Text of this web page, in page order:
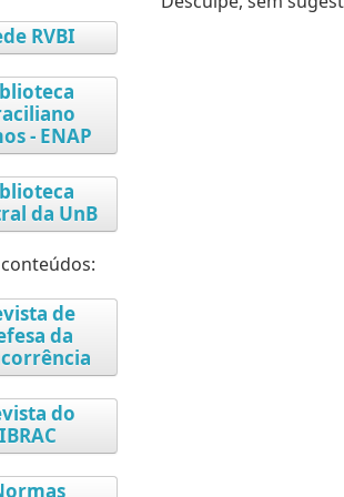
RVBI
- ENAP
da UnB
de
da
do
IBRAC